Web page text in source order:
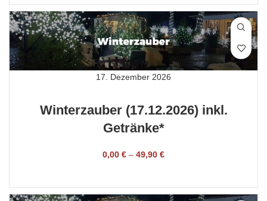
17. Dezember 2026
Winterzauber (17.12.2026) inkl.
Getränke*
0,00 € – 49,90 €